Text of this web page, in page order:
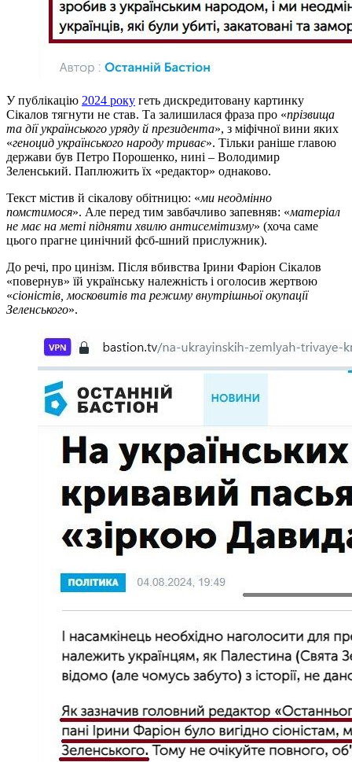
У публікацію 2024 року геть дискредитовану картинку
Сікалов тягнути не став. Та залишилася фраза про «прізвища
та дії українського уряду й президента», з міфічної вини яких
«геноцид українського народу триває». Тільки раніше главою
держави був Петро Порошенко, нині – Володимир
Зеленський. Паплюжить їх «редактор» однаково.
Текст містив й сікалову обітницю: «ми неодмінно
помстимося». Але перед тим завбачливо запевняв: «матеріал
не має на меті підняти хвилю антисемітизму» (хоча саме
цього прагне цинічний фсб-шний прислужник).
До речі, про цинізм. Після вбивства Ірини Фаріон Сікалов
«повернув» їй українську належність і оголосив жертвою
«сіоністів, московитів та режиму внутрішньої окупації
Зеленського».